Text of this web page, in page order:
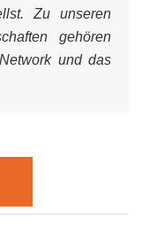
Zu unseren
gehören
und das